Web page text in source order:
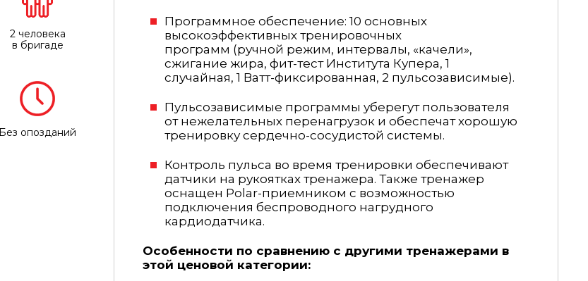
2 человека
в бригаде
Без опозданий
Программное обеспечение: 10 основных
высокоэффективных тренировочных
программ (ручной режим, интервалы, «качели»,
сжигание жира, фит-тест Института Купера, 1
случайная, 1 Ватт-фиксированная, 2 пульсозависимые).
Пульсозависимые программы уберегут пользователя
от нежелательных перенагрузок и обеспечат хорошую
тренировку сердечно-сосудистой системы.
Контроль пульса во время тренировки обеспечивают
датчики на рукоятках тренажера. Также тренажер
оснащен Polar-приемником с возможностью
подключения беспроводного нагрудного
кардиодатчика.
Особенности по сравнению с другими тренажерами в
этой ценовой категории: